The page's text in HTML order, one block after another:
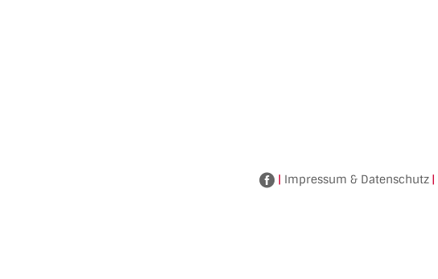
Facebook
| Impressum & Datenschutz |